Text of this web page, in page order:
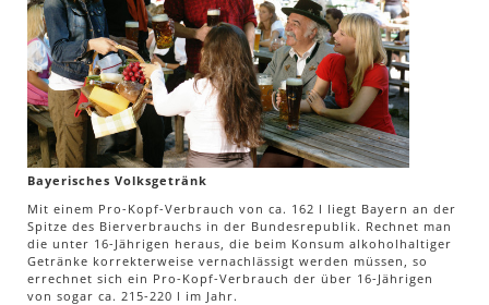
Bayerisches Volksgetränk
Mit einem Pro-Kopf-Verbrauch von ca. 162 l liegt Bayern an der
Spitze des Bierverbrauchs in der Bundesrepublik. Rechnet man
die unter 16-Jährigen heraus, die beim Konsum alkoholhaltiger
Getränke korrekterweise vernachlässigt werden müssen, so
errechnet sich ein Pro-Kopf-Verbrauch der über 16-Jährigen
von sogar ca. 215-220 l im Jahr.